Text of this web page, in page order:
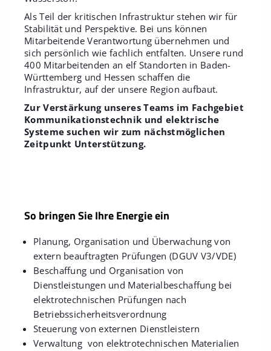
Als Teil der kritischen Infrastruktur stehen wir für
Stabilität und Perspektive. Bei uns können
Mitarbeitende Verantwortung übernehmen und
sich persönlich wie fachlich entfalten. Unsere rund
400 Mitarbeitenden an elf Standorten in Baden-
Württemberg und Hessen schaffen die
Infrastruktur, auf der unsere Region aufbaut.
Zur Verstärkung unseres Teams im Fachgebiet
Kommunikationstechnik und elektrische
Systeme suchen wir zum nächstmöglichen
Zeitpunkt Unterstützung.
So bringen Sie Ihre Energie ein
Planung, Organisation und Überwachung von
extern beauftragten Prüfungen (DGUV V3/VDE)
Beschaffung und Organisation von
Dienstleistungen und Materialbeschaffung bei
elektrotechnischen Prüfungen nach
Betriebssicherheitsverordnung
Steuerung von externen Dienstleistern
Verwaltung von elektrotechnischen Materialien